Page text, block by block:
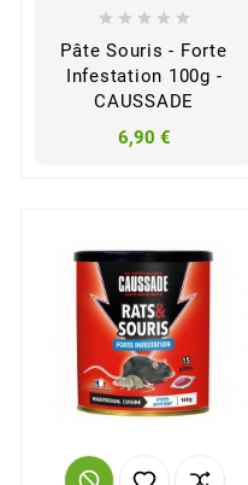
    
Pâte Souris - Forte
Infestation 100g -
CAUSSADE
6,90 €